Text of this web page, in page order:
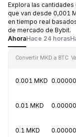
Explora las
que van desde 0,001
en tiempo real
de mercado de Bybit.
AhoraHace 24 horas
Convertir MKD a BTC
0.001 MKD
0.01 MKD
0.1 MKD